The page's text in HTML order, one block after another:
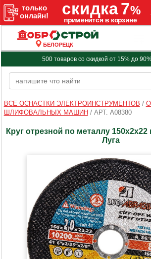
БЕЛОРЕЦК
500 товаров со скидкой от 15% до
ВСЕ ОСНАСТКИ ЭЛЕКТРОИНСТРУМЕНТОВ /
ШЛИФОВАЛЬНЫХ МАШИН / АРТ. A08380
Круг отрезной по металлу
Луга